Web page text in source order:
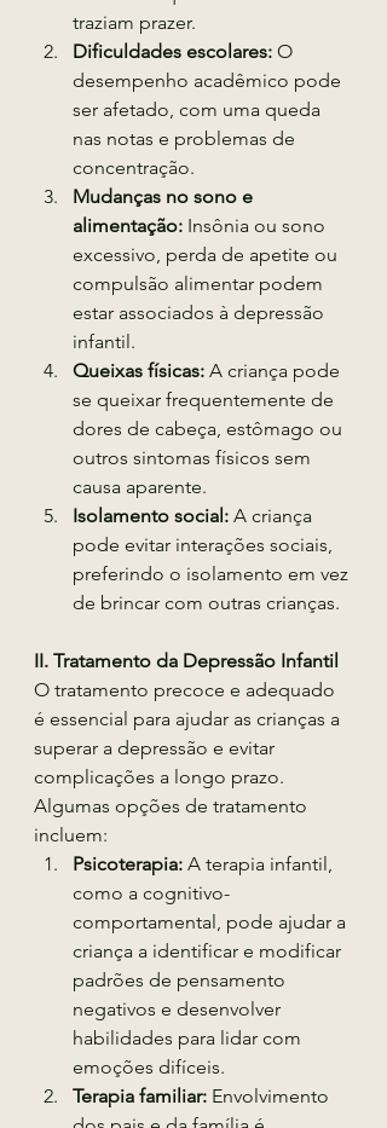
traziam prazer.
Dificuldades escolares: O
desempenho acadêmico pode
ser afetado, com uma queda
nas notas e problemas de
concentração.
Mudanças no sono e
alimentação: Insônia ou sono
excessivo, perda de apetite ou
compulsão alimentar podem
estar associados à depressão
infantil.
Queixas físicas: A criança pode
se queixar frequentemente de
dores de cabeça, estômago ou
outros sintomas físicos sem
causa aparente.
Isolamento social: A criança
pode evitar interações sociais,
preferindo o isolamento em vez
de brincar com outras crianças.
II. Tratamento da Depressão Infantil
O tratamento precoce e adequado
é essencial para ajudar as crianças a
superar a depressão e evitar
complicações a longo prazo.
Algumas opções de tratamento
incluem:
Psicoterapia: A terapia infantil,
como a cognitivo-
comportamental, pode ajudar a
criança a identificar e modificar
padrões de pensamento
negativos e desenvolver
habilidades para lidar com
emoções difíceis.
Terapia familiar: Envolvimento